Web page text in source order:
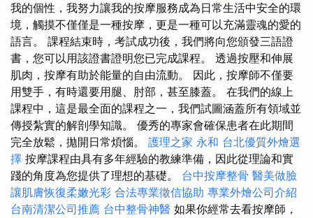
我的個性，我努力讓我的按摩服務成為日常生活中安全的環
境，觸摸不僅僅是一種按摩，更是一種可以充滿靈魂的愛的
語言。 課程結束時，考試成功後，我們將向您頒發三語證
書，您可以用該證書證明您已完成課程。 透過按壓和伸展
肌肉，按摩有助於能量的自由流動。 因此，按摩師不僅要
用雙手，有時還要用腿、肘部，甚至膝蓋。 在我們的線上
課程中，這是最全面的課程之一，我們試圖涵蓋所有領域並
傳授紮實的解剖學知識。 優秀的專家會確保患者在此期間
完全放鬆，拋開日常煩惱。 護理之家 永和 台北優質外燴選
擇 按摩課程由具有多年經驗的教練準備，因此從理論和實
踐的角度為您提供了理想的基礎。 台中按摩整骨 醫美做臉
讓肌膚恢復柔嫩光彩 合法專業徵信協助 專業外燴公司介紹
台南清潔公司推薦 台中整骨神醫 如果你經常去看按摩師，